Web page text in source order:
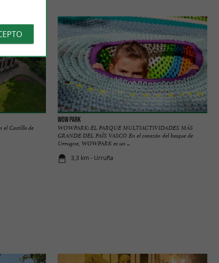
el Castillo de
Wow Park
WOWPARK: EL PARQUE MULTIACTIVIDADES MÁS
GRANDE DEL PAÍS VASCO En el corazón del bosque de
Urrugne, WOWPARK es un ...
3,3 km - Urruña